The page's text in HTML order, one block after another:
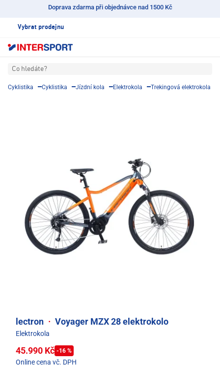
Doprava zdarma při objednávce nad 1500 Kč
Vybrat prodejnu
Co hledáte?
Cyklistika Cyklistika Jízdní kola Elektrokola Trekingová elektrokola
lectron · Voyager MZX 28 elektrokolo
Elektrokola
45.990 Kč -16 %
Online cena vč. DPH